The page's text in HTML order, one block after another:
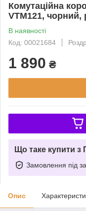
Комутаційна
VTM121, чорний,
В наявності
Код: 00021684
1 890 ₴
Що таке купити з
Замовлення під
Опис